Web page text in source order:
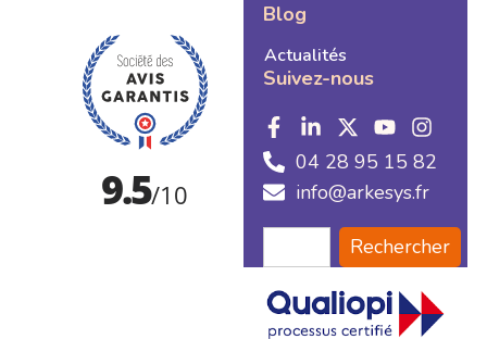
Blog
Actualités
Suivez-nous
04 28 95 15 82
info@arkesys.fr
Rechercher